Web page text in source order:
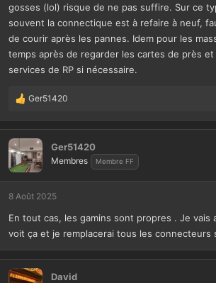
gosses (lol) risque de ne pas suffire. Sur ce
souvent la connectique est à refaire à neuf,
de courir après les pannes. Idem pour les
temps après de regarder les cartes de près
services de RP si nécessaire.
L
s
r
é
a
c
o
n
:
Ger51420
Ger51420
Membres Membre FF
8 Août 2025
En tout cas, les gamins sont propres . Je vais
voit ça et je remplacerai tous les connecteurs
David